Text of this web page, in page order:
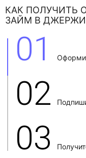
КАК ПОЛУЧИТЬ
ЗАЙМ В
01
02
03